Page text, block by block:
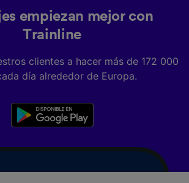
empiezan mejor con
Trainline
clientes a hacer más de 172 000
día alrededor de Europa.